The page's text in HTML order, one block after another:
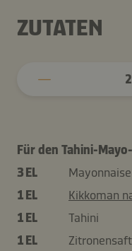
ZUTATEN
2
Für den Tahini-
3 EL
Mayonnaise
1 EL
Kikkoman
1 EL
Tahini
1 EL
Zitronensaft